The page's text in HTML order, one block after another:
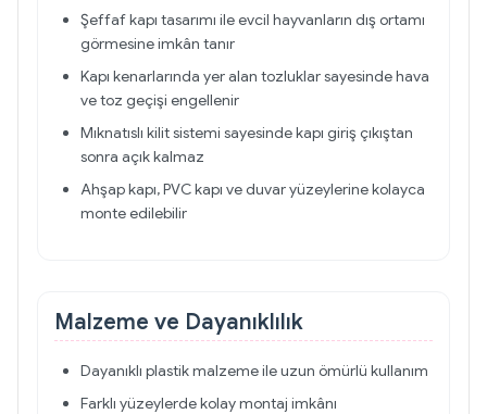
Şeffaf kapı tasarımı ile evcil hayvanların dış ortamı
görmesine imkân tanır
Kapı kenarlarında yer alan tozluklar sayesinde hava
ve toz geçişi engellenir
Mıknatıslı kilit sistemi sayesinde kapı giriş çıkıştan
sonra açık kalmaz
Ahşap kapı, PVC kapı ve duvar yüzeylerine kolayca
monte edilebilir
Malzeme ve Dayanıklılık
Dayanıklı plastik malzeme ile uzun ömürlü kullanım
Farklı yüzeylerde kolay montaj imkânı